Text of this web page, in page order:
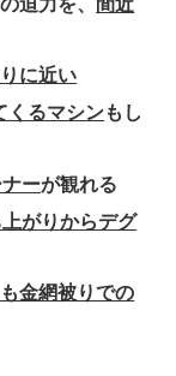
迫力を、
間近
に近い
くるマシンもし
ーが観れる
がりからデグ
金網被りでの